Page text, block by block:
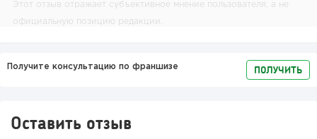
Этот отзыв отражает субъективное мнение пользователя, а не
официальную позицию редакции.
Получите консультацию по франшизе ПОЛУЧИТЬ
Оставить отзыв